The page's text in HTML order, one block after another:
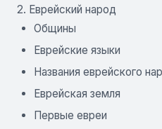
2. Еврейский народ
Общины
Еврейские языки
Названия еврейского
Еврейская земля
Первые евреи